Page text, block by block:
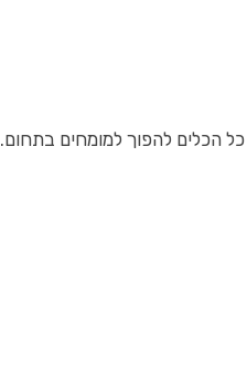
הכלים להפוך למומחים בתחום.